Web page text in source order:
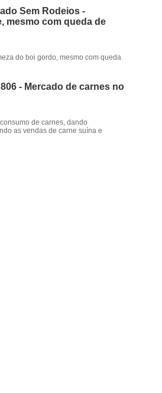
Sem Rodeios -
mesmo com queda de
do boi gordo, mesmo com queda
- Mercado de carnes no
de carnes, dando
as vendas de carne suína e